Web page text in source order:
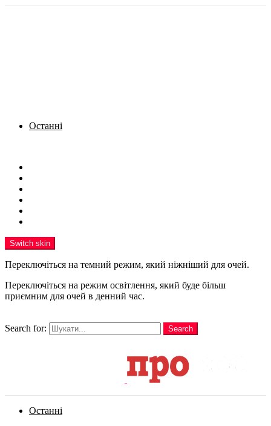
Останні
Switch skin
Переключіться на темний режим, який ніжніший для очей.
Переключіться на режим освітлення, який буде більш
приємним для очей в денний час.
Search for:
Search
Останні